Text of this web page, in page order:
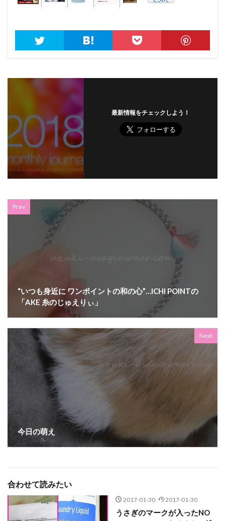
最新情報をチェックしよう！
Prev
“いつも身近に ワンポイントの和の心”…ICHI POINTの
「AKE 糸のじゅえりぃ」
Next
今日の萌え
合わせて読みたい
2017-01-30 2017-01-30
うさぎのマークが入ったNO